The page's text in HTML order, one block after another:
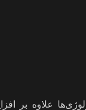
علاوه بر